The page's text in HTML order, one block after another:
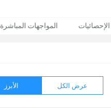
الإحصائيات المواجهات المباشرة
عرض الكل الأبرز